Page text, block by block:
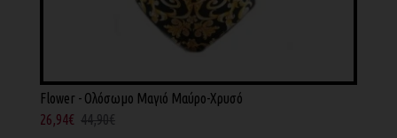
Flower - Ολόσωμο Μαγιό Μαύρο-Χρυσό
26,94€ 44,90€